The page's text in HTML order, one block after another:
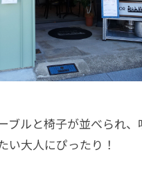
ブルと椅子が並べられ
い大人にぴったり！